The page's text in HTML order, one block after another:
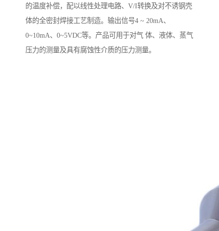
的温度补偿，配以线性处理电路、V/I转换及对不诱钢壳
体的全密封焊接工艺制造。输出信号4 ~ 20mA、
0~10mA、0~5VDC等。产品可用于对气 体、液体、蒸气
压力的测量及具有腐蚀性介质的压力测量。